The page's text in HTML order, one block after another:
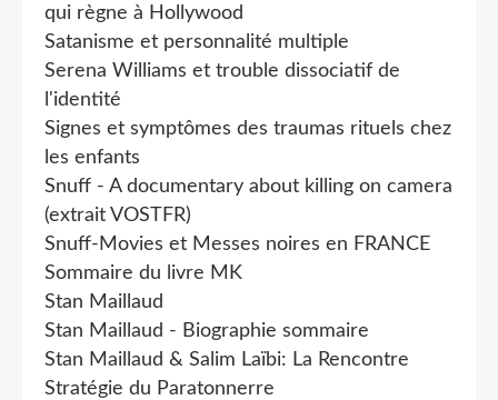
qui règne à Hollywood
Satanisme et personnalité multiple
Serena Williams et trouble dissociatif de
l'identité
Signes et symptômes des traumas rituels chez
les enfants
Snuff - A documentary about killing on camera
(extrait VOSTFR)
Snuff-Movies et Messes noires en FRANCE
Sommaire du livre MK
Stan Maillaud
Stan Maillaud - Biographie sommaire
Stan Maillaud & Salim Laïbi: La Rencontre
Stratégie du Paratonnerre